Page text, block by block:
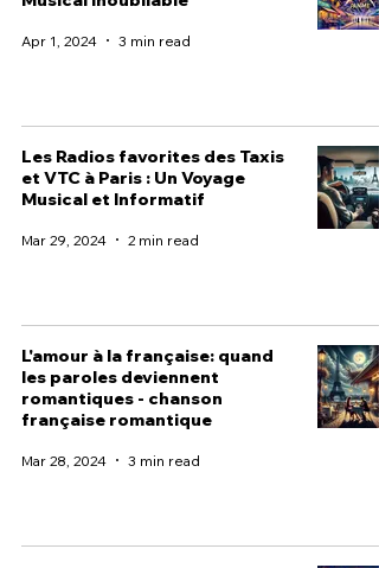
Apr 1, 2024 3 min read
Les Radios favorites des Taxis
et VTC à Paris : Un Voyage
Musical et Informatif
Mar 29, 2024 2 min read
L'amour à la française: quand
les paroles deviennent
romantiques - chanson
française romantique
Mar 28, 2024 3 min read